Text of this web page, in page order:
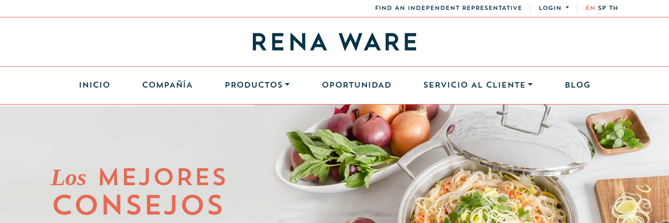
FIND AN INDEPENDENT REPRESENTATIVE LOGIN EN SP TH
INICIO COMPAÑÍA PRODUCTOS OPORTUNIDAD SERVICIO AL CLIENTE BLOG
Los MEJORES
CONSEJOS